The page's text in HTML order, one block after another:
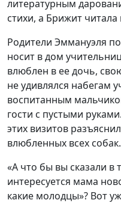
литературным
стихи, а Брижит
Родители Эммануэля
носит в дом
влюблен в ее дочь,
не удивлялся набегам
воспитанным
гости с пустыми
этих визитов
влюбленных всех собак.
«А что бы вы сказали в
интересуется мама
какие молодцы»? Вот